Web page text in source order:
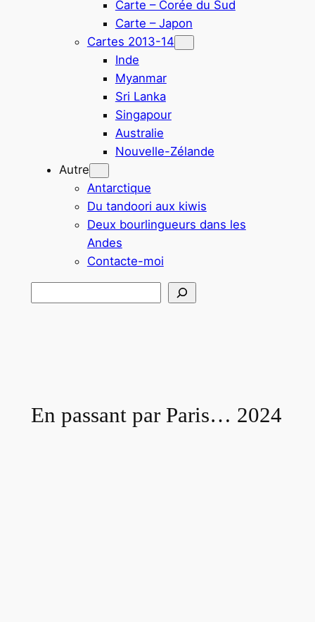
Carte – Corée du Sud
Carte – Japon
Cartes 2013-14
Inde
Myanmar
Sri Lanka
Singapour
Australie
Nouvelle-Zélande
Autre
Antarctique
Du tandoori aux kiwis
Deux bourlingueurs dans les
Andes
Contacte-moi
En passant par Paris… 2024